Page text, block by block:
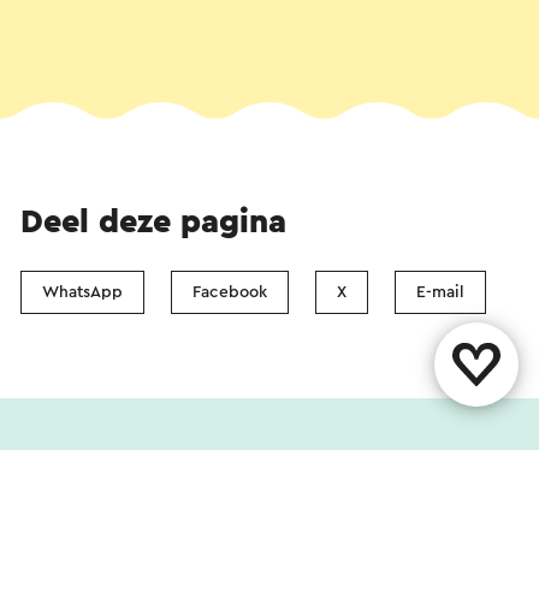
Deel deze pagina
WhatsApp Facebook X E-mail